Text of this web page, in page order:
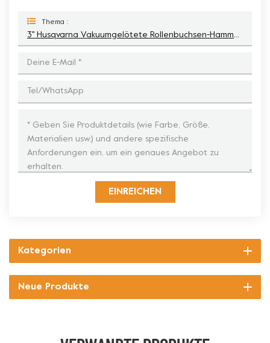
Thema :
3'' Husqvarna Vakuumgelötete Rollenbuchsen-Hammerwerkzeuge
EINREICHEN
Kategorien
Neue Produkte